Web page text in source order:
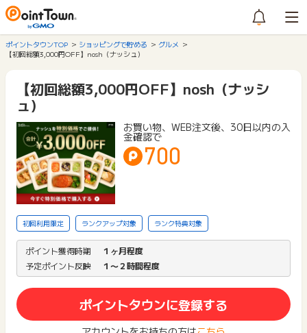
ポイントタウンTOP ショッピングで貯める
グルメ
【初回総額3,000円OFF】nosh（ナッシュ）
【初回総額3,000円OFF】nosh（ナッシ
ュ）
お買い物、WEB注文後、30日以内の入
金確認で
700
初回利用限定 ランクアップ対象 ランク特典対象
ポイント獲得時期
１ヶ月程度
予定ポイント反映
１〜２時間程度
ポイントタウンに登録する